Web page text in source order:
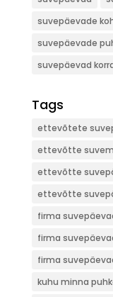
suvepäevade
suvepäevade
suvepäevad
Tags
ettevõtete
ettevõtte
ettevõtte
ettevõtte
firma
firma
firma
kuhu minna